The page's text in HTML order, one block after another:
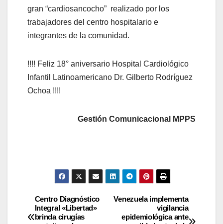
gran “cardiosancocho” realizado por los
trabajadores del centro hospitalario e
integrantes de la comunidad.
!!!! Feliz 18° aniversario Hospital Cardiológico
Infantil Latinoamericano Dr. Gilberto Rodríguez
Ochoa !!!!
Gestión Comunicacional MPPS
Venezuela implementa
vigilancia
epidemiológica ante
Centro Diagnóstico
Integral «Libertad»
brinda cirugías